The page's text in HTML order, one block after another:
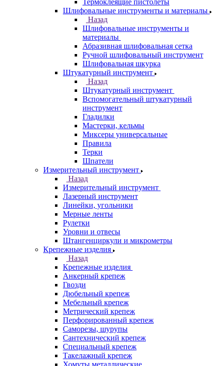
Термоклеящие пистолеты
Шлифовальные инструменты и материалы
Назад
Шлифовальные инструменты и
материалы
Абразивная шлифовальная сетка
Ручной шлифовальный инструмент
Шлифовальная шкурка
Штукатурный инструмент
Назад
Штукатурный инструмент
Вспомогательный штукатурный
инструмент
Гладилки
Мастерки, кельмы
Миксеры универсальные
Правила
Терки
Шпатели
Измерительный инструмент
Назад
Измерительный инструмент
Лазерный инструмент
Линейки, угольники
Мерные ленты
Рулетки
Уровни и отвесы
Штангенциркули и микрометры
Крепежные изделия
Назад
Крепежные изделия
Анкерный крепеж
Гвозди
Дюбельный крепеж
Мебельный крепеж
Метрический крепеж
Перфорированный крепеж
Саморезы, шурупы
Сантехнический крепеж
Специальный крепеж
Такелажный крепеж
Хомуты металлические